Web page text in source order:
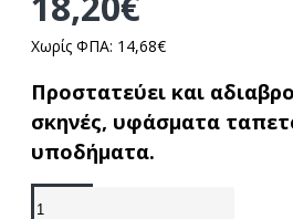
Χωρίς ΦΠΑ: 14,68€
Προστατεύει και
σκηνές, υφάσματα
υποδήματα.